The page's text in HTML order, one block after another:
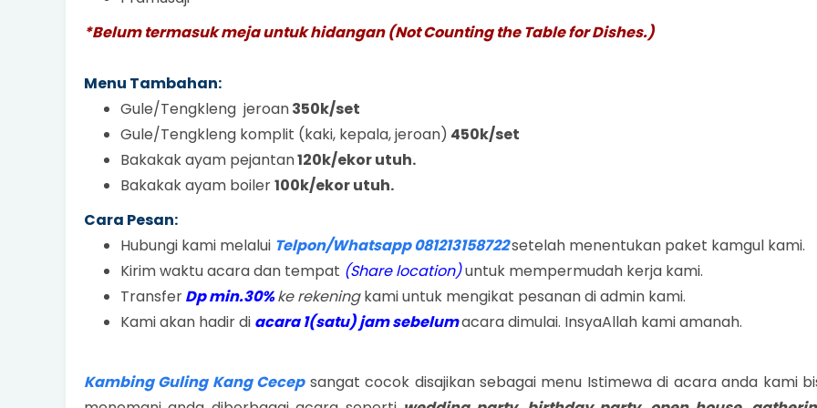
*Belum termasuk meja untuk hidangan (Not Counting the Table for Dishes.)
Menu Tambahan:
Gule/Tengkleng jeroan350k/set
Gule/Tengkleng komplit (kaki, kepala, jeroan) 450k/set
Bakakak ayam pejantan120k/ekor utuh.
Bakakak ayam boiler100k/ekor utuh.
Cara Pesan:
Hubungi kami melalui Telpon/Whatsapp 081213158722setelah menentukan paket kamgul kami.
Kirim waktu acara dan tempat (Share location)untuk mempermudah kerja kami.
TransferDp min.30%ke rekeningkami untuk mengikat pesanan di admin kami.
Kami akan hadir di acara 1(satu) jam sebelumacara dimulai. InsyaAllah kami amanah.
Kambing Guling Kang Cecepsangat cocok disajikan sebagai menu Istimewa di acara anda kami